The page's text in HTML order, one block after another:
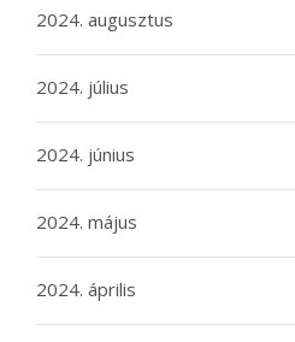
2024. augusztus
2024. július
2024. június
2024. május
2024. április